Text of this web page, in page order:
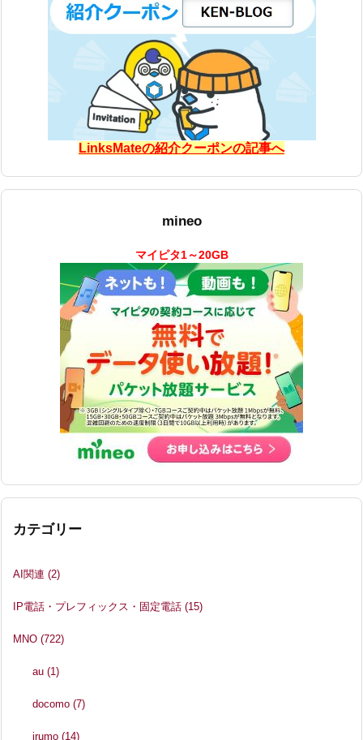
LinksMateの紹介クーポンの記事へ
mineo
マイピタ1～20GB
カテゴリー
AI関連 (2)
IP電話・プレフィックス・固定電話 (15)
MNO (722)
au(1)
docomo(7)
irumo(14)